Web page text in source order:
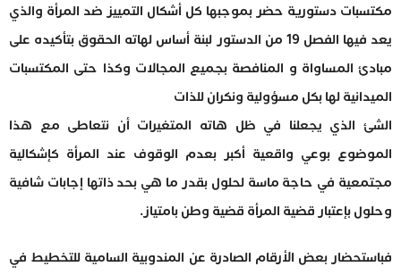
مكتسبات دستورية حضر بموجبها كل أشكال التمييز ضد المرأة والذي
يعد فيها الفصل 19 من الدستور لبنة أساس لهاته الحقوق بتأكيده على
مبادئ المساواة و المنافصة بجميع المجالات وكذا حتى المكتسبات
الميدانية لها بكل مسؤولية ونكران للذات
الشئ الذي يجعلنا في ظل هاته المتغيرات أن نتعاطى مع هذا
الموضوع بوعي واقعية أكبر بعدم الوقوف عند المرأة كإشكالية
مجتمعية في حاجة ماسة لحلول بقدر ما هي بحد ذاتها إجابات شافية
وحلول بإعتبار قضية المرأة قضية وطن بامتياز.
فباستحضار بعض الأرقام الصادرة عن المندوبية السامية للتخطيط في